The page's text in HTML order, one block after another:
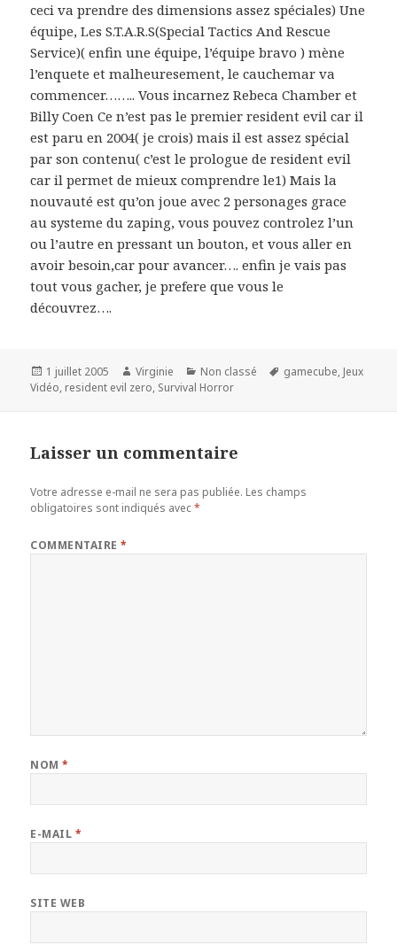
ceci va prendre des dimensions assez spéciales) Une
équipe, Les S.T.A.R.S(Special Tactics And Rescue
Service)( enfin une équipe, l’équipe bravo ) mène
l’enquete et malheuresement, le cauchemar va
commencer…….. Vous incarnez Rebeca Chamber et
Billy Coen Ce n’est pas le premier resident evil car il
est paru en 2004( je crois) mais il est assez spécial
par son contenu( c’est le prologue de resident evil
car il permet de mieux comprendre le1) Mais la
nouvauté est qu’on joue avec 2 personages grace
au systeme du zaping, vous pouvez controlez l’un
ou l’autre en pressant un bouton, et vous aller en
avoir besoin,car pour avancer…. enfin je vais pas
tout vous gacher, je prefere que vous le
découvrez….
Publié
le
1 juillet 2005 Auteur
Virginie Catégories
Non classé
Mots-
gamecube, Jeux
Vidéo, resident evil zero, Survival Horror
Laisser un commentaire
Votre adresse e-mail ne sera pas publiée. Les champs
obligatoires sont indiqués avec*
COMMENTAIRE*
NOM*
E-MAIL *
SITE WEB